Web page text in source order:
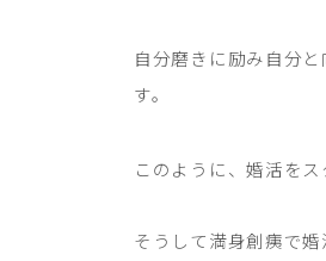
自分磨きに励み自分
す。
このように、婚活を
そうして満身創痍で